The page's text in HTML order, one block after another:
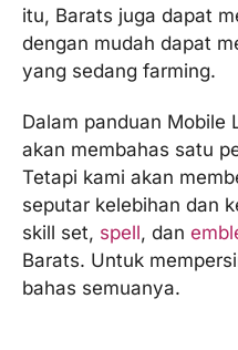
itu, Barats juga dapat
dengan mudah dapat
yang sedang farming.
Dalam panduan Mobile
akan membahas satu
Tetapi kami akan
seputar kelebihan dan
skill set, spell, dan
Barats. Untuk
bahas semuanya.